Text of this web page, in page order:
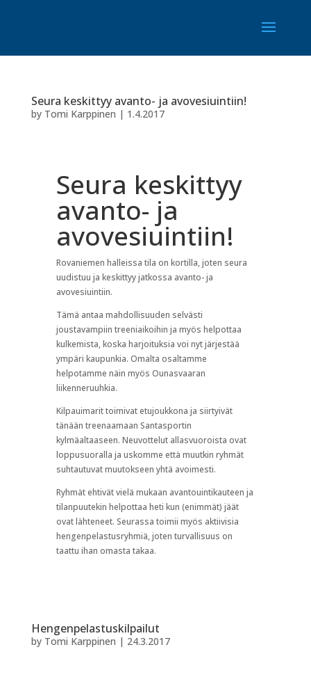
Seura keskittyy avanto- ja avovesiuintiin!
by Tomi Karppinen | 1.4.2017
Seura keskittyy
avanto- ja
avovesiuintiin!
Rovaniemen halleissa tila on kortilla, joten seura
uudistuu ja keskittyy jatkossa avanto- ja
avovesiuintiin.
Tämä antaa mahdollisuuden selvästi
joustavampiin treeniaikoihin ja myös helpottaa
kulkemista, koska harjoituksia voi nyt järjestää
ympäri kaupunkia. Omalta osaltamme
helpotamme näin myös Ounasvaaran
liikenneruuhkia.
Kilpauimarit toimivat etujoukkona ja siirtyivät
tänään treenaamaan Santasportin
kylmäaltaaseen. Neuvottelut allasvuoroista ovat
loppusuoralla ja uskomme että muutkin ryhmät
suhtautuvat muutokseen yhtä avoimesti.
Ryhmät ehtivät vielä mukaan avantouintikauteen ja
tilanpuutekin helpottaa heti kun (enimmät) jäät
ovat lähteneet. Seurassa toimii myös aktiivisia
hengenpelastusryhmiä, joten turvallisuus on
taattu ihan omasta takaa.
Hengenpelastuskilpailut
by Tomi Karppinen | 24.3.2017